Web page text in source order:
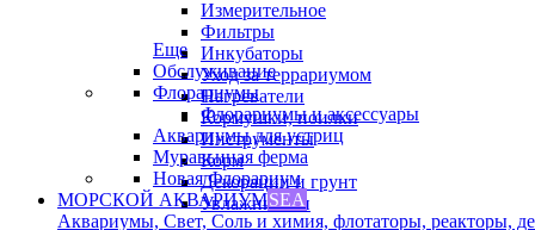
Измерительное
Фильтры
Инкубаторы
Уход за террариумом
Нагреватели
Кормушки, поилки
Инструменты
Корм
Декорации и грунт
Увлажнители
Еще
Обслуживание
Флорариумы
Флорариумы и аксессуары
Аквариумы для устриц
Муравьиная ферма
Новая Флорариум
МОРСКОЙ АКВАРИУМSEA
Аквариумы, Свет, Соль и химия, флотаторы, реакторы,